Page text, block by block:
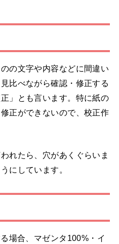
の文字や内容などに間違い
比べながら確認・修正する
」とも言います。特に紙の
正ができないので、校正作
れたら、穴があくぐらいま
にしています。
場合、マゼンタ100%・イ